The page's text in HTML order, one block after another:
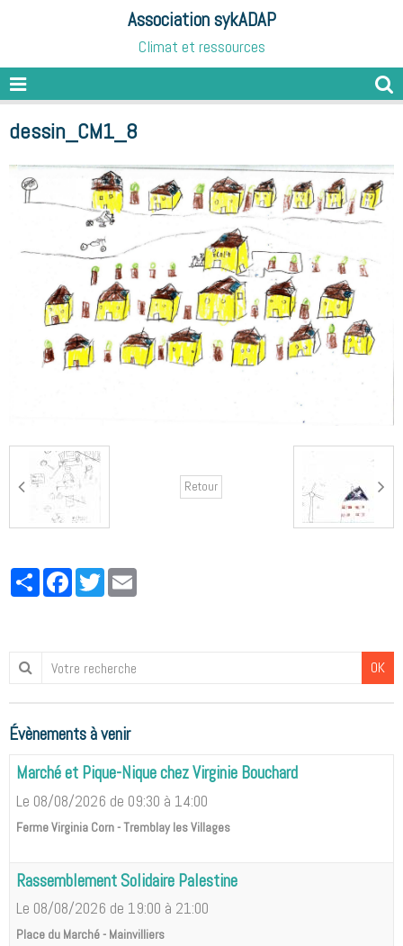
Association sykADAP
Climat et ressources
dessin_CM1_8
Retour
PartagerFacebookTwitter
OK
Évènements à venir
Marché et Pique-Nique chez Virginie Bouchard
Le 08/08/2026 de 09:30 à 14:00
Ferme Virginia Corn - Tremblay les Villages
Rassemblement Solidaire Palestine
Le 08/08/2026 de 19:00 à 21:00
Place du Marché - Mainvilliers